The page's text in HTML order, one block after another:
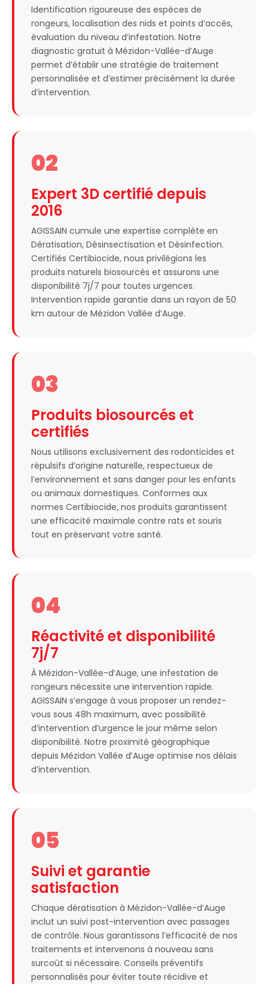
Identification rigoureuse des espèces de
rongeurs, localisation des nids et points d’accès,
évaluation du niveau d’infestation. Notre
diagnostic gratuit à Mézidon-Vallée-d’Auge
permet d’établir une stratégie de traitement
personnalisée et d’estimer précisément la durée
d’intervention.
02
Expert 3D certifié depuis
2016
AGISSAIN cumule une expertise complète en
Dératisation, Désinsectisation et Désinfection.
Certifiés Certibiocide, nous privilégions les
produits naturels biosourcés et assurons une
disponibilité 7j/7 pour toutes urgences.
Intervention rapide garantie dans un rayon de 50
km autour de Mézidon Vallée d’Auge.
03
Produits biosourcés et
certifiés
Nous utilisons exclusivement des rodonticides et
répulsifs d’origine naturelle, respectueux de
l’environnement et sans danger pour les enfants
ou animaux domestiques. Conformes aux
normes Certibiocide, nos produits garantissent
une efficacité maximale contre rats et souris
tout en préservant votre santé.
04
Réactivité et disponibilité
7j/7
À Mézidon-Vallée-d’Auge, une infestation de
rongeurs nécessite une intervention rapide.
AGISSAIN s’engage à vous proposer un rendez-
vous sous 48h maximum, avec possibilité
d’intervention d’urgence le jour même selon
disponibilité. Notre proximité géographique
depuis Mézidon Vallée d’Auge optimise nos délais
d’intervention.
05
Suivi et garantie
satisfaction
Chaque dératisation à Mézidon-Vallée-d’Auge
inclut un suivi post-intervention avec passages
de contrôle. Nous garantissons l’efficacité de nos
traitements et intervenons à nouveau sans
surcoût si nécessaire. Conseils préventifs
personnalisés pour éviter toute récidive et